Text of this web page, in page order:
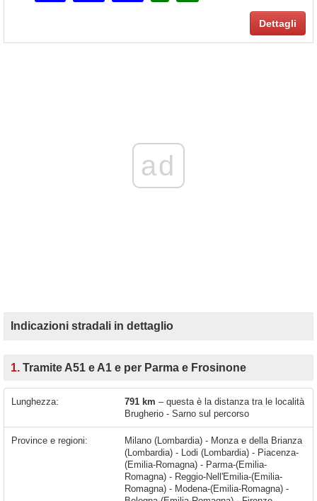
Dettagli
ad
Indicazioni stradali in dettaglio
1. Tramite A51 e A1 e per Parma e Frosinone
Lunghezza: 791 km – questa è la distanza tra le località
Brugherio - Sarno sul percorso
Province e regioni:
Milano (Lombardia) - Monza e della Brianza
(Lombardia) - Lodi (Lombardia) - Piacenza-
(Emilia-Romagna) - Parma-(Emilia-
Romagna) - Reggio-Nell'Emilia-(Emilia-
Romagna) - Modena-(Emilia-Romagna) -